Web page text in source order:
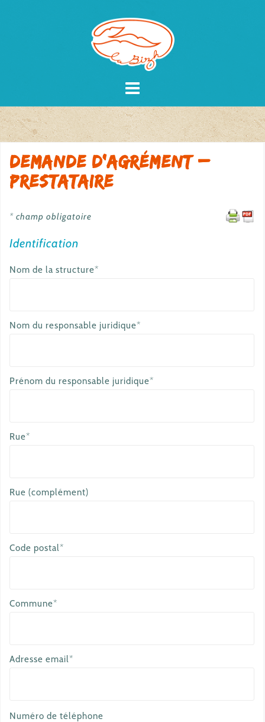
Demande d’agrément –
Prestataire
* champ obligatoire
Identification
Nom de la structure*
Nom du responsable juridique*
Prénom du responsable juridique*
Rue*
Rue (complément)
Code postal*
Commune*
Adresse email*
Numéro de téléphone